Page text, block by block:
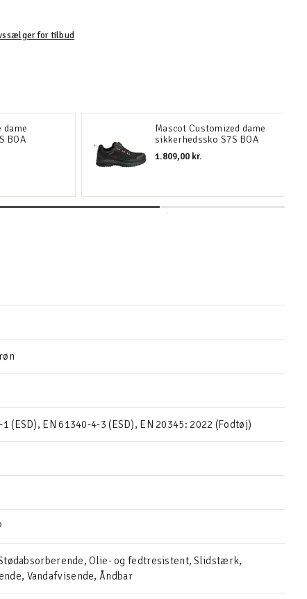
for tilbud
dame
BOA
Mascot Customized dame
sikkerhedssko S7S BOA
1.809,00 kr.
(ESD), EN 61340-4-3 (ESD), EN 20345: 2022 (Fodtøj)
Olie- og fedtresistent, Slidstærk,
Vandafvisende, Åndbar